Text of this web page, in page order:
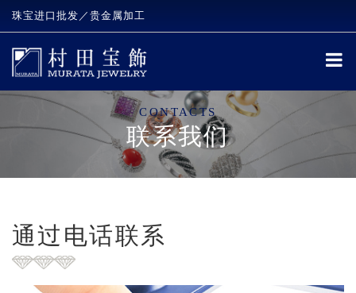
珠宝进口批发／贵金属加工
CONTACTS
联系我们
通过电话联系